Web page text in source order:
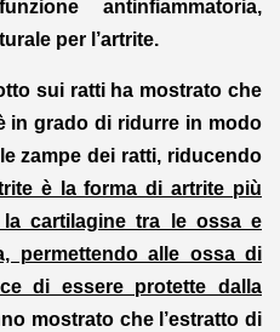
antinfiammatoria,
per l’artrite.
sui ratti ha mostrato che
in grado di ridurre in modo
zampe dei ratti, riducendo
è la forma di artrite più
cartilagine tra le ossa e
permettendo alle ossa di
di essere protette dalla
mostrato che l’estratto di